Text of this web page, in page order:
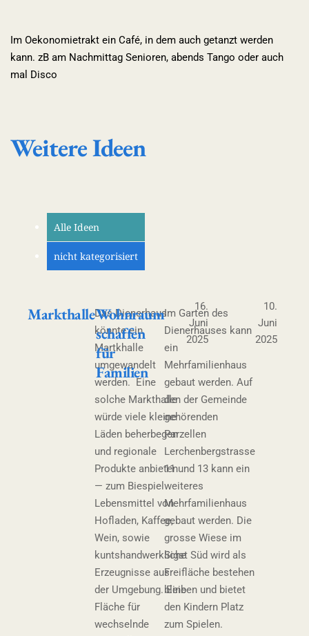
Im Oekonomietrakt ein Café, in dem auch getanzt werden
kann. zB am Nachmittag Senioren, abends Tango oder auch
mal Disco
Weitere Ideen
Alle Ideen
nicht kategorisiert
MarkthalleDas Dienerhaus
könnte ein
Martkhalle
umgewandelt
werden. Eine
solche Markthalle
würde viele kleine
Läden beherbegen
und regionale
Produkte anbieten
— zum Biespiel
Lebensmittel von
Hofladen, Kaffee,
Wein, sowie
kuntshandwerkliche
Erzeugnisse aus
der Umgebung. Eine
Fläche für
wechselnde
16.
Juni
2025
Wohnraum
schaffen
für
Familien
Im Garten des
Dienerhauses kann
ein
Mehrfamilienhaus
gebaut werden. Auf
den der Gemeinde
gehörenden
Parzellen
Lerchenbergstrasse
11 und 13 kann ein
weiteres
Mehrfamilienhaus
gebaut werden. Die
grosse Wiese im
Sigst Süd wird als
Freifläche bestehen
bleiben und bietet
den Kindern Platz
zum Spielen.
10.
Juni
2025